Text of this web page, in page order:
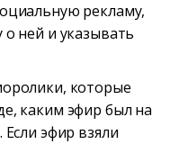
рекламу,
ней и указывать
которые
каким эфир был на
эфир взяли